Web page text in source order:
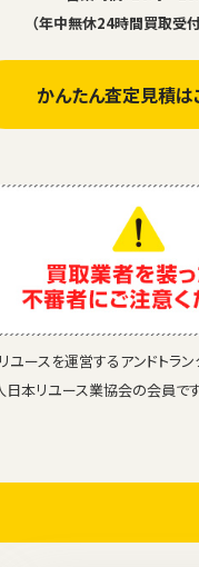
（年中無休24時間買取受付
かんたん査定見積は
ユースを運営するアンドトラ
本リユース業協会の会員です